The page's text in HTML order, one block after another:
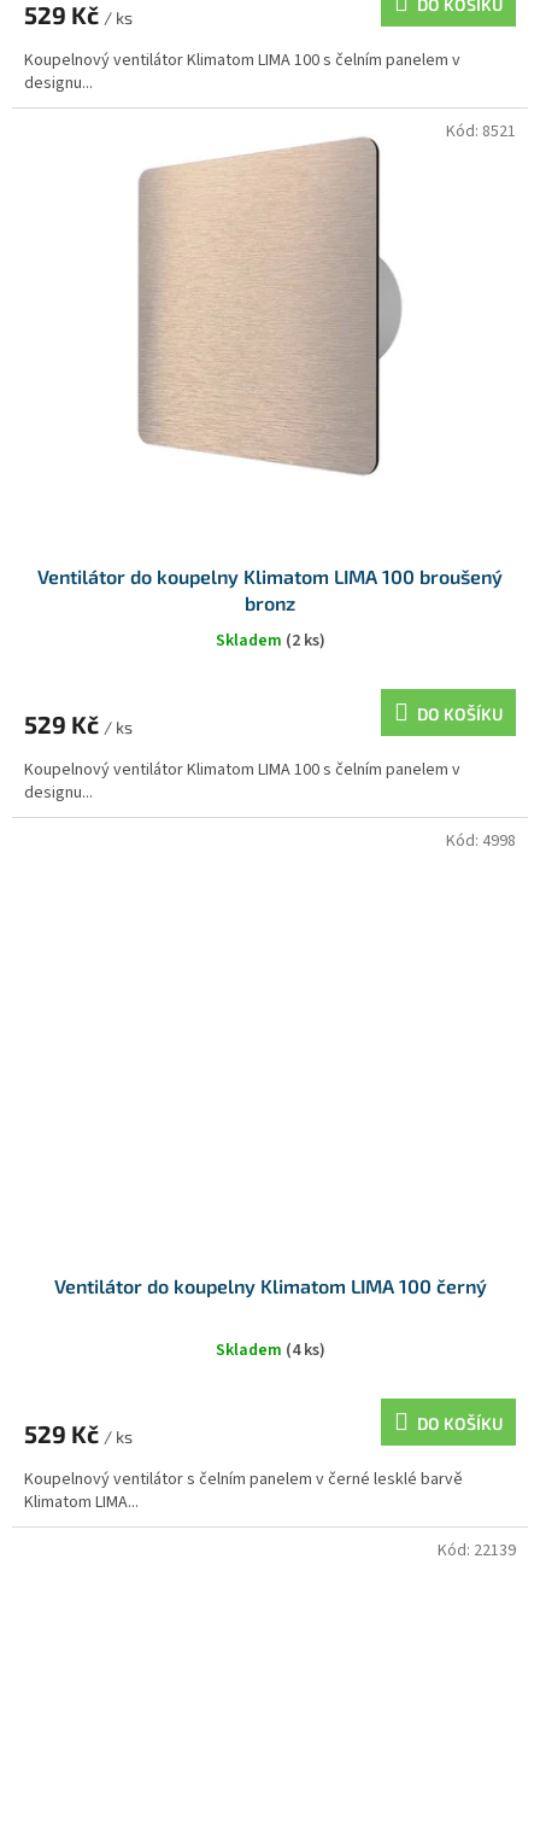
529 Kč / ks
DO KOŠÍKU
Koupelnový ventilátor Klimatom LIMA 100 s čelním panelem v
designu...
Ventilátor do koupelny Klimatom LIMA 100 broušený
bronz
Skladem (2 ks)
529 Kč / ks
DO KOŠÍKU
Koupelnový ventilátor Klimatom LIMA 100 s čelním panelem v
designu...
Kód: 8521
Ventilátor do koupelny Klimatom LIMA 100 černý
Skladem (4 ks)
529 Kč / ks
DO KOŠÍKU
Koupelnový ventilátor s čelním panelem v černé lesklé barvě
Klimatom LIMA...
Kód: 4998
Kód: 22139